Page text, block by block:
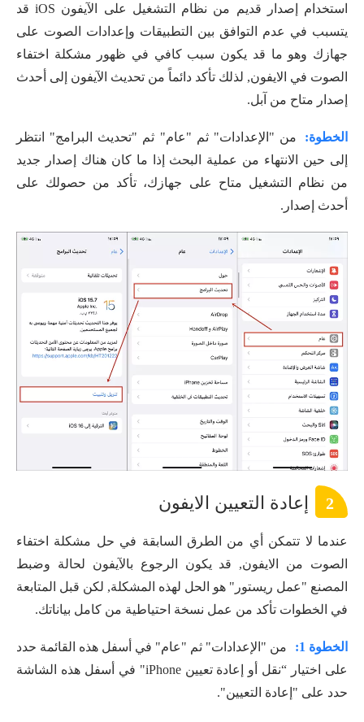
استخدام إصدار قديم من نظام التشغيل على الآيفون iOS قد
يتسبب في عدم التوافق بين التطبيقات وإعدادات الصوت على
جهازك وهو ما قد يكون سبب كافي في ظهور مشكلة اختفاء
الصوت في الايفون, لذلك تأكد دائماً من تحديث الآيفون إلى أحدث
إصدار متاح من آبل.
الخطوة:
من "الإعدادات" ثم "عام" ثم "تحديث البرامج" انتظر
إلى حين الانتهاء من عملية البحث إذا ما كان هناك إصدار جديد
من نظام التشغيل متاح على جهازك، تأكد من حصولك على
أحدث إصدار.
2 إعادة التعيين الايفون
عندما لا تتمكن أي من الطرق السابقة في حل مشكلة اختفاء
الصوت من الايفون, قد يكون الرجوع بالآيفون لحالة وضبط
المصنع "عمل ريستور" هو الحل لهذه المشكلة, لكن قبل المتابعة
في الخطوات تأكد من عمل نسخة احتياطية من كامل بياناتك.
الخطوة 1:
من "الإعدادات" ثم "عام" في أسفل هذه القائمة حدد
على اختيار “نقل أو إعادة تعيين iPhone" في أسفل هذه الشاشة
حدد على "إعادة التعيين".